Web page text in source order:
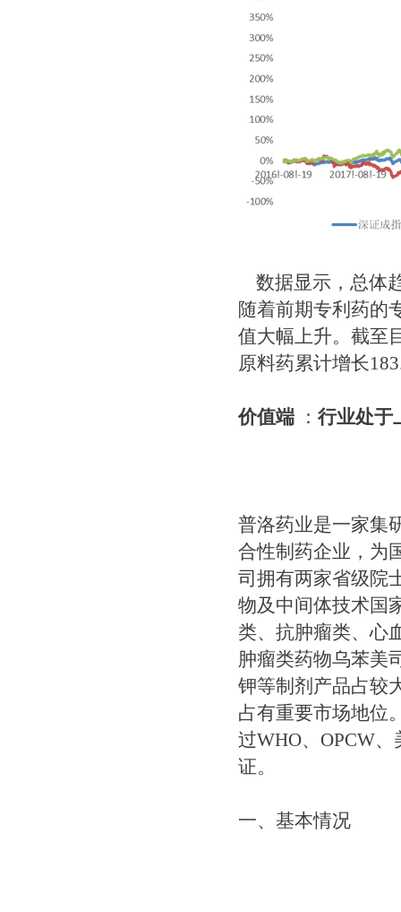
数据显示，总体
随着前期专利药的
值大幅上升。截至
原料药累计增长
价值端： 行业处于
普洛药业是一家集
合性制药企业，为
司拥有两家省级院
物及中间体技术国
类、抗肿瘤类、心
肿瘤类药物乌苯美
钾等制剂产品占较
占有重要市场地位
过WHO、OPCW
证。
一、基本情况​